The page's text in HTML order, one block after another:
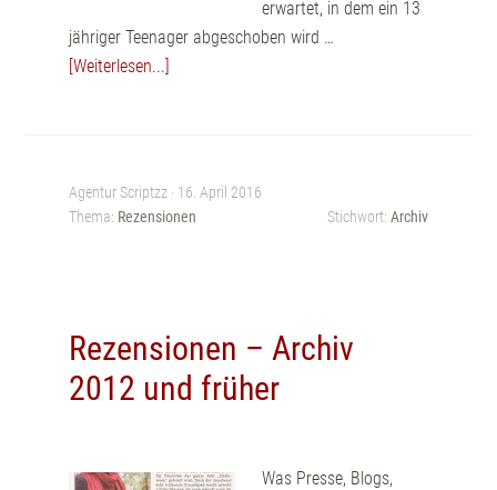
erwartet, in dem ein 13
jähriger Teenager abgeschoben wird …
[Weiterlesen...]
Agentur Scriptzz · 16. April 2016
Thema: Rezensionen Stichwort: Archiv
Rezensionen – Archiv
2012 und früher
Was Presse, Blogs,